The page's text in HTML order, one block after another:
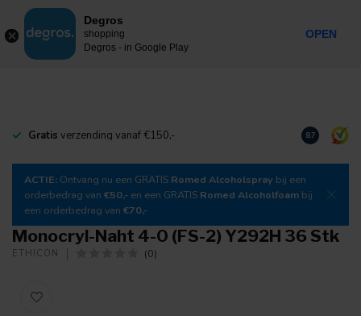
MENU
Gratis verzending vanaf €150,- Laden Sie
8.7
ACTIE: Ontvang nu een GRATIS Romed Alcoholspray bij een
orderbedrag van €50,- en een GRATIS Romed Alcoholfoam bij
een orderbedrag van €70,-
Monocryl-Naht 4-0 (FS-2) Y292H 36 Stk
ETHICON (0)
Degros
shopping
Degros - in Google Play
OPEN